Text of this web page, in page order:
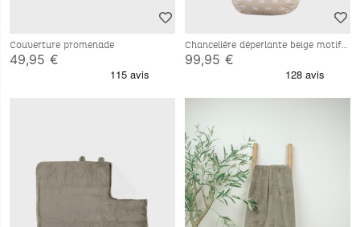
Couverture promenade
49,95 €
Chancelière déperlante beige motif
éléphant 80x50 cm
99,95 €